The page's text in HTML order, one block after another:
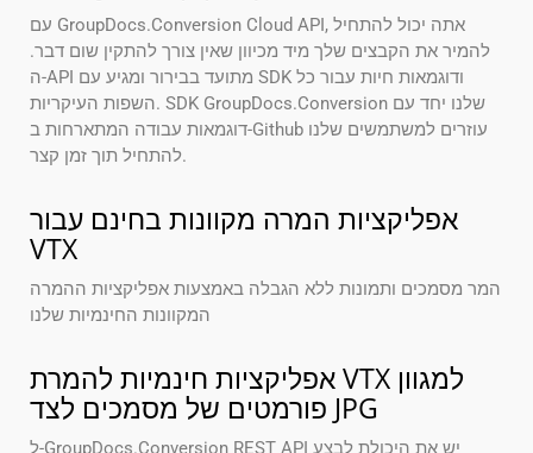
עם GroupDocs.Conversion Cloud API, אתה יכול להתחיל
להמיר את הקבצים שלך מיד מכיוון שאין צורך להתקין שום דבר.
ה-API מתועד בבירור ומגיע עם SDK ודוגמאות חיות עבור כל
השפות העיקריות. SDK GroupDocs.Conversion שלנו יחד עם
דוגמאות עבודה המתארחות ב-Github עוזרים למשתמשים שלנו
להתחיל תוך זמן קצר.
אפליקציות המרה מקוונות בחינם עבור
VTX
המר מסמכים ותמונות ללא הגבלה באמצעות אפליקציות ההמרה
המקוונות החינמיות שלנו
אפליקציות חינמיות להמרת VTX למגוון
פורמטים של מסמכים לצד JPG
ל-GroupDocs.Conversion REST API יש את היכולת לבצע